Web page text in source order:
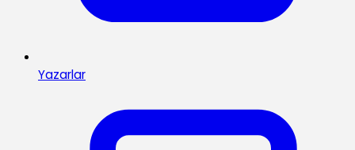
Yazarlar